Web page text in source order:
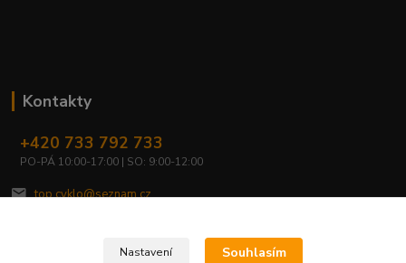
Kontakty
+420 733 792 733
PO-PÁ 10:00-17:00 | SO: 9:00-12:00
top.cyklo@seznam.cz
Nastavení Souhlasím